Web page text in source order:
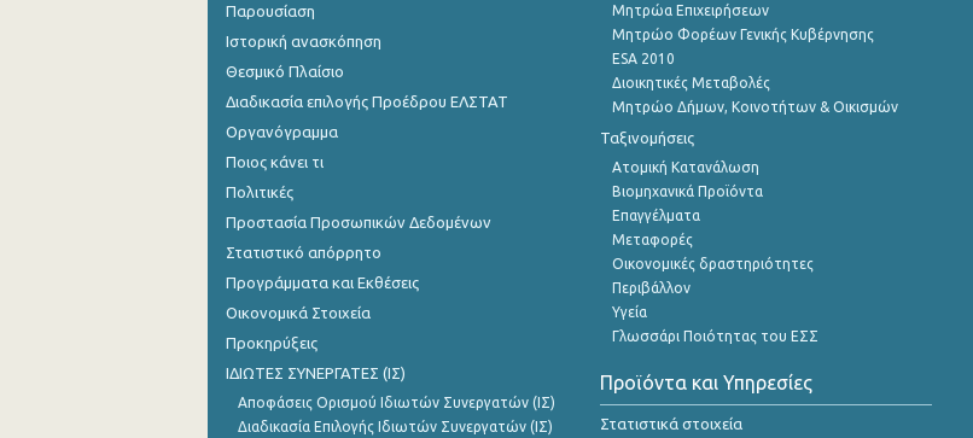
Παρουσίαση
Ιστορική ανασκόπηση
Θεσμικό Πλαίσιο
Διαδικασία επιλογής Προέδρου ΕΛΣΤΑΤ
Οργανόγραμμα
Ποιος κάνει τι
Πολιτικές
Προστασία Προσωπικών Δεδομένων
Στατιστικό απόρρητο
Προγράμματα και Εκθέσεις
Οικονομικά Στοιχεία
Προκηρύξεις
ΙΔΙΩΤΕΣ ΣΥΝΕΡΓΑΤΕΣ (ΙΣ)
Αποφάσεις Ορισμού Ιδιωτών Συνεργατών (ΙΣ)
Διαδικασία Επιλογής Ιδιωτών Συνεργατών (ΙΣ)
Μητρώα Επιχειρήσεων
Μητρώο Φορέων Γενικής Κυβέρνησης
ESA 2010
Διοικητικές Μεταβολές
Μητρώο Δήμων, Κοινοτήτων & Οικισμών
Ταξινομήσεις
Ατομική Κατανάλωση
Βιομηχανικά Προϊόντα
Επαγγέλματα
Μεταφορές
Οικονομικές δραστηριότητες
Περιβάλλον
Υγεία
Γλωσσάρι Ποιότητας του ΕΣΣ
Προϊόντα και Υπηρεσίες
Στατιστικά στοιχεία